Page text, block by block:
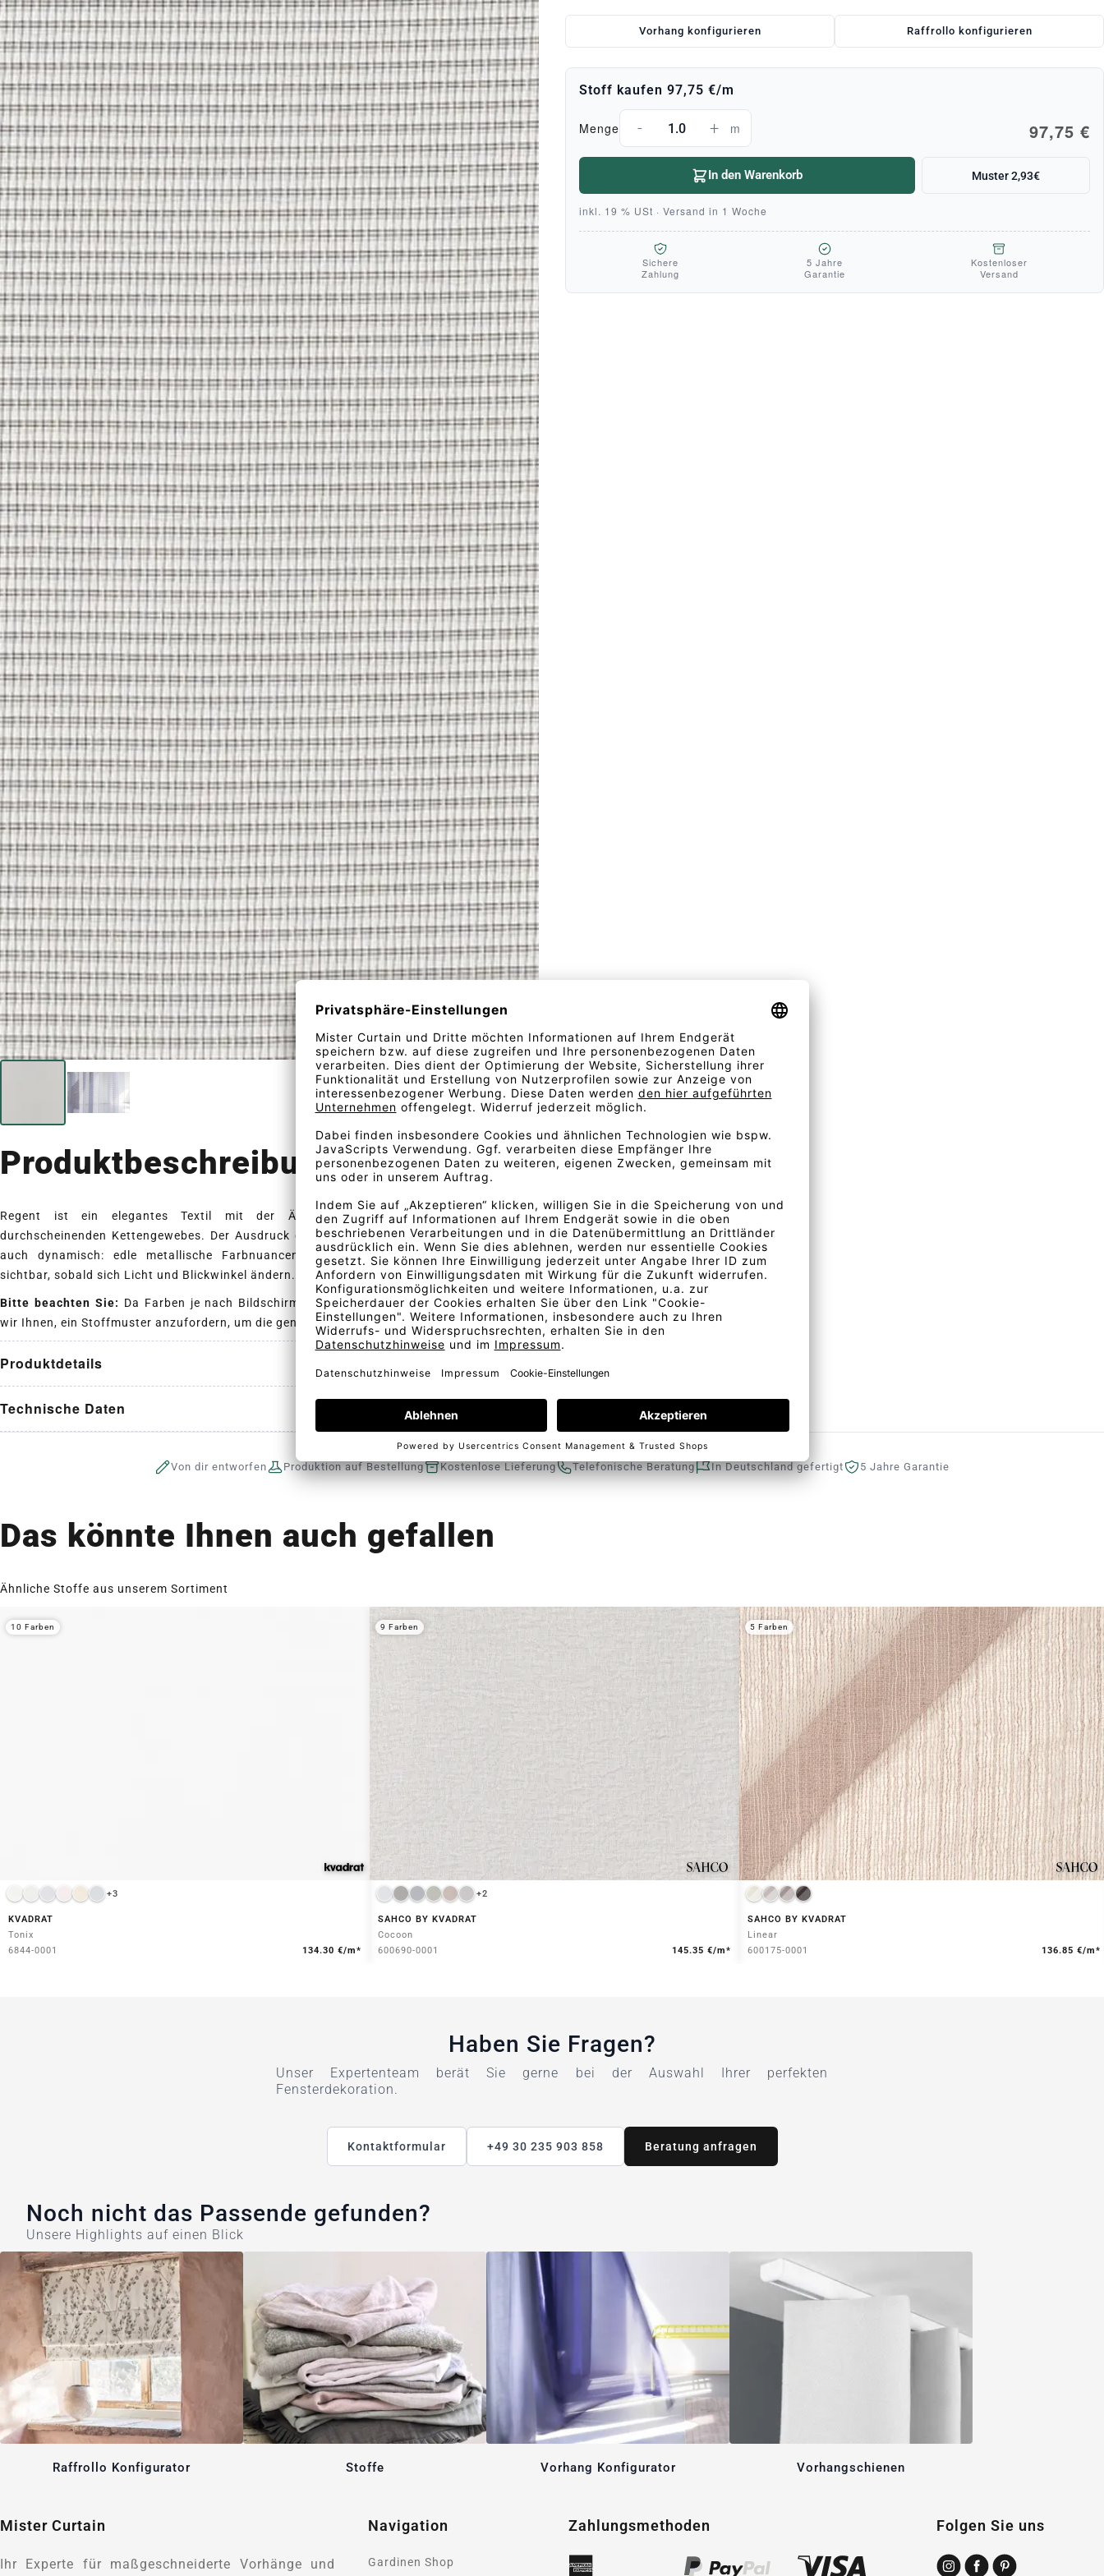
Vorhang konfigurieren Raffrollo konfigurieren
Stoff kaufen 97,75 €/m
Menge - + m 97,75 €
In den Warenkorb Muster 2,93€
inkl. 19 % USt · Versand in 1 Woche
Sichere
Zahlung
5 Jahre
Garantie
Kostenloser
Versand
Produktbeschreibung
Regent ist ein elegantes Textil mit der Ästhetik eines leicht fliessenden und
durchscheinenden Kettengewebes. Der Ausdruck des Vorhangstoffs ist sowohl dezent als
auch dynamisch: edle metallische Farbnuancen werden auf der transparenten Gaze
sichtbar, sobald sich Licht und Blickwinkel ändern.
Bitte beachten Sie: Da Farben je nach Bildschirmdarstellung variieren können, empfehlen
wir Ihnen, ein Stoffmuster anzufordern, um die genaue Farbe des Stoffes zu prüfen.
Produktdetails
Technische Daten
Von dir entworfen Produktion auf Bestellung Kostenlose Lieferung Telefonische Beratung In Deutschland gefertigt 5 Jahre Garantie
Das könnte Ihnen auch gefallen
Ähnliche Stoffe aus unserem Sortiment
+3
KVADRAT
Tonix
6844-0001
134.30 €/m*
10 Farben
+2
SAHCO BY KVADRAT
Cocoon
600690-0001
145.35 €/m*
9 Farben
SAHCO BY KVADRAT
Linear
600175-0001
136.85 €/m*
5 Farben
Haben Sie Fragen?
Unser Expertenteam berät Sie gerne bei der Auswahl Ihrer perfekten
Fensterdekoration.
Kontaktformular +49 30 235 903 858 Beratung anfragen
Noch nicht das Passende gefunden?
Unsere Highlights auf einen Blick
Raffrollo Konfigurator Stoffe Vorhang Konfigurator Vorhangschienen
Mister Curtain
Ihr Experte für maßgeschneiderte Vorhänge und
Navigation
Gardinen Shop
Zahlungsmethoden Folgen Sie uns